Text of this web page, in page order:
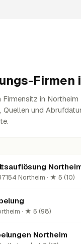
Firmen
Firmensitz in
Quellen und
Northeim · ★ 5 (10)
· ★ 5 (98)
Northeim